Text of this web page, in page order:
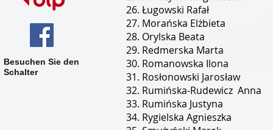
Ługowski Rafał
Morańska Elżbieta
Orylska Beata
Redmerska Marta
Romanowska Ilona
Rosłonowski Jarosław
Rumińska-Rudewicz Anna
Rumińska Justyna
Rygielska Agnieszka
Besuchen Sie den
Schalter